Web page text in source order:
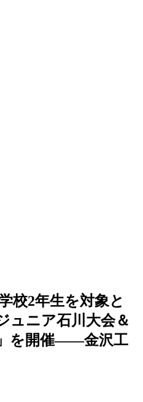
校2年生を対象と
ュニア石川大会＆
を開催――金沢工